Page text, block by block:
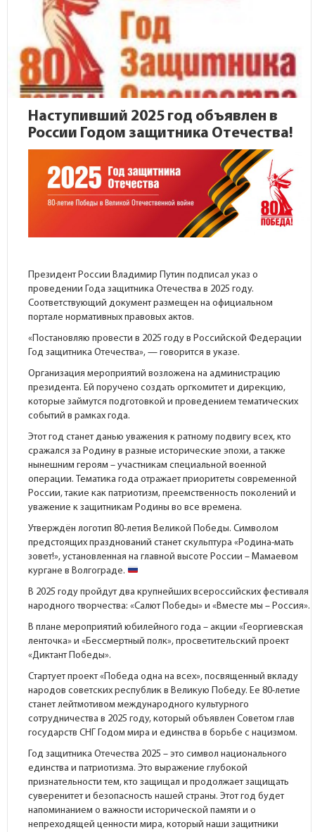
Наступивший 2025 год объявлен в
России Годом защитника Отечества!
Президент России Владимир Путин подписал указ о
проведении Года защитника Отечества в 2025 году.
Соответствующий документ размещен наофициальном
портале нормативных правовых актов.
«Постановляю провести в 2025 году в Российской Федерации
Год защитника Отечества», — говорится в указе.
Организация мероприятий возложена на администрацию
президента. Ей поручено создать оргкомитет и дирекцию,
которые займутся подготовкой и проведением тематических
событий в рамках года.
Этот год станет данью уважения к ратному подвигу всех, кто
сражался за Родину в разные исторические эпохи, а также
нынешним героям – участникам специальной военной
операции. Тематика года отражает приоритеты современной
России, такие как патриотизм, преемственность поколений и
уважение к защитникам Родины во все времена.
Утверждён логотип 80-летия Великой Победы. Символом
предстоящих празднований станет скульптура «Родина-мать
зовет!», установленная на главной высоте России – Мамаевом
кургане в Волгограде.
В 2025 году пройдут два крупнейших всероссийских фестиваля
народного творчества: «Салют Победы» и «Вместе мы – Россия».
В плане мероприятий юбилейного года – акции «Георгиевская
ленточка» и «Бессмертный полк», просветительский проект
«Диктант Победы».
Стартует проект «Победа одна на всех», посвященный вкладу
народов советских республик в Великую Победу. Ее 80-летие
станет лейтмотивом международного культурного
сотрудничества в 2025 году, который объявлен Советом глав
государств СНГ Годом мира и единства в борьбе с нацизмом.
Год защитника Отечества 2025 – это символ национального
единства и патриотизма. Это выражение глубокой
признательности тем, кто защищал и продолжает защищать
суверенитет и безопасность нашей страны. Этот год будет
напоминанием о важности исторической памяти и о
непреходящей ценности мира, который наши защитники